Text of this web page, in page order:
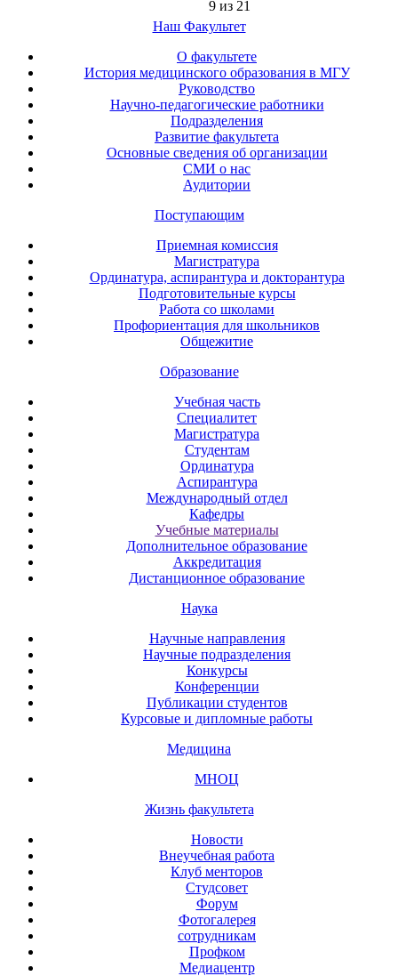
9 из 21
Наш Факультет
О факультете
История медицинского образования в МГУ
Руководство
Научно-педагогические работники
Подразделения
Развитие факультета
Основные сведения об организации
СМИ о нас
Аудитории
Поступающим
Приемная комиссия
Магистратура
Ординатура, аспирантура и докторантура
Подготовительные курсы
Работа со школами
Профориентация для школьников
Общежитие
Образование
Учебная часть
Специалитет
Магистратура
Студентам
Ординатура
Аспирантура
Международный отдел
Кафедры
Учебные материалы
Дополнительное образование
Аккредитация
Дистанционное образование
Наука
Научные направления
Научные подразделения
Конкурсы
Конференции
Публикации студентов
Курсовые и дипломные работы
Медицина
МНОЦ
Жизнь факультета
Новости
Внеучебная работа
Клуб менторов
Студсовет
Форум
Фотогалерея
сотрудникам
Профком
Медиацентр